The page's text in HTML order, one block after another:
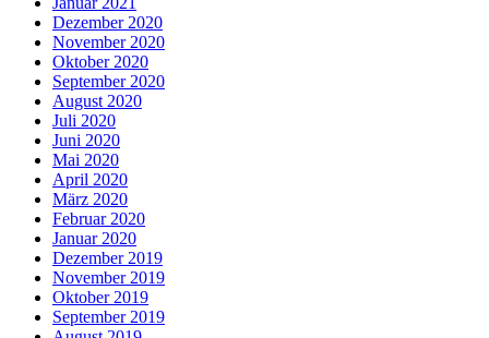
Dezember 2020
November 2020
Oktober 2020
September 2020
August 2020
Juli 2020
Juni 2020
Mai 2020
April 2020
März 2020
Februar 2020
Januar 2020
Dezember 2019
November 2019
Oktober 2019
September 2019